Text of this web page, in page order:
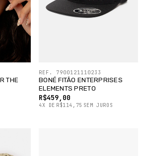
THE
BONÉ FITÃO ENTERPRISES
ELEMENTS PRETO
R$459,00
4X DE R$114,75 SEM JUROS
REF. 7900121110233